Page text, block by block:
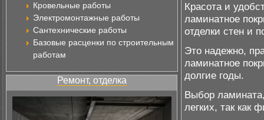
Кровельные работы
Электромонтажные работы
Сантехнические работы
Базовые расценки по строительным
работам
Ремонт, отделка
Красота и
ламинатное
отделки стен и
Это надежно,
ламинатное
долгие годы.
Выбор
легких, так как